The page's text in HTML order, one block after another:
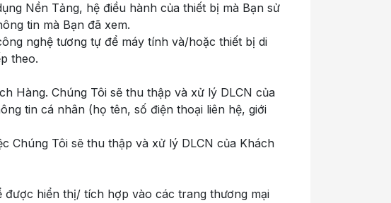
Nền Tảng, hệ điều hành của thiết bị mà Bạn sử
tin mà Bạn đã xem.
nghệ tương tự để máy tính và/hoặc thiết bị di
theo.
Hàng. Chúng Tôi sẽ thu thập và xử lý DLCN của
tin cá nhân (họ tên, số điện thoại liên hệ, giới
Chúng Tôi sẽ thu thập và xử lý DLCN của Khách
hiển thị/ tích hợp vào các trang thương mại